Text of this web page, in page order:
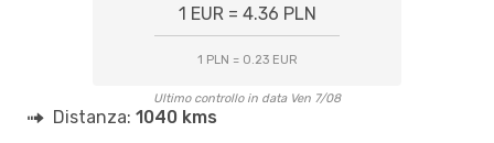
1 EUR = 4.36 PLN
1 PLN = 0.23 EUR
Ultimo controllo in data Ven 7/08
Distanza: 1040 kms